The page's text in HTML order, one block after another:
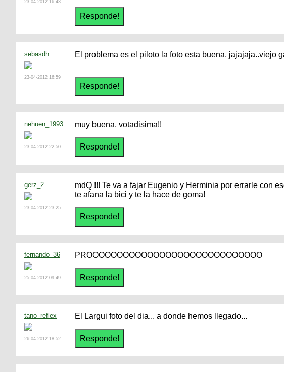
23-04-2012 16:43
sebasdh
23-04-2012 16:59
El problema es el piloto la foto esta buena, jajajaja..viejo
nehuen_1993
23-04-2012 22:50
muy buena, votadisima!!
gerz_2
23-04-2012 23:25
mdQ !!! Te va a fajar Eugenio y Herminia por errarle con
te afana la bici y te la hace de goma!
fernando_36
25-04-2012 09:49
PROOOOOOOOOOOOOOOOOOOOOOOOOOOOO
tano_reflex
26-04-2012 18:52
El Largui foto del dia... a donde hemos llegado...